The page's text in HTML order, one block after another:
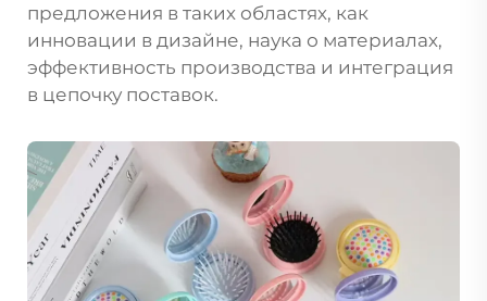
предложения в таких областях, как
инновации в дизайне, наука о материалах,
эффективность производства и интеграция
в цепочку поставок.